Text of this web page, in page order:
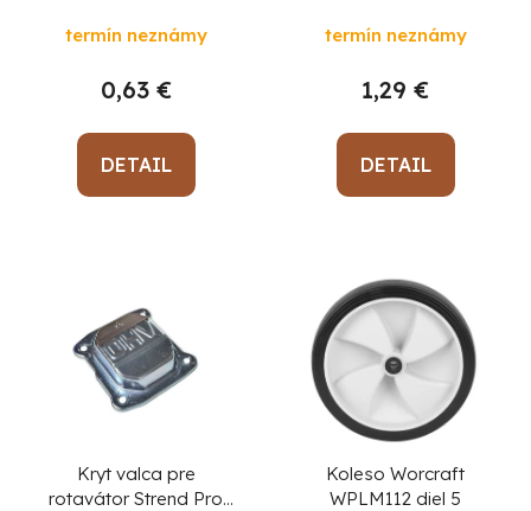
termín neznámy
0,63 €
DETAIL
termín neznámy
1,29 €
DETAIL
Kryt valca pre
rotavátor Strend Pro
Koleso Worcraft
WPLM112 diel 5